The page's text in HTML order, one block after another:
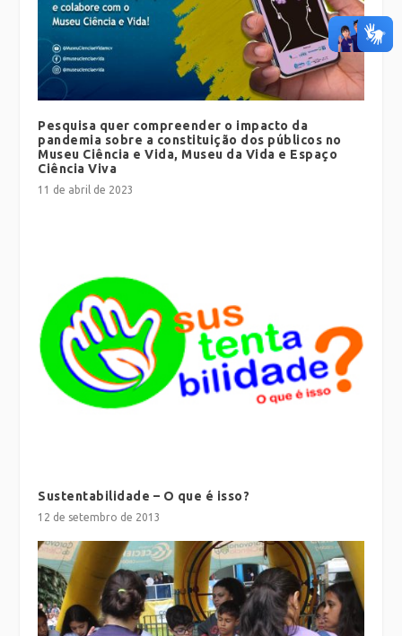
Pesquisa quer compreender o impacto da
pandemia sobre a constituição dos públicos no
Museu Ciência e Vida, Museu da Vida e Espaço
Ciência Viva
11 de abril de 2023
Sustentabilidade – O que é isso?
12 de setembro de 2013